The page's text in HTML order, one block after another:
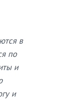
в
по
и
и